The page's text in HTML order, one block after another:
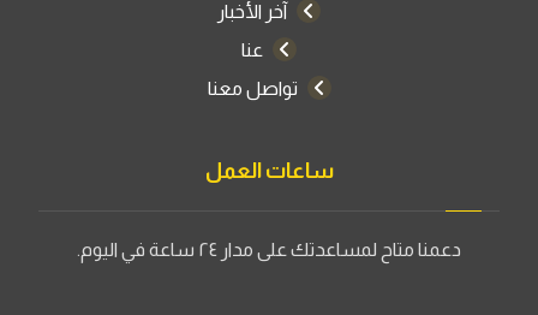
آخر الأخبار
عنا
تواصل معنا
ساعات العمل
دعمنا متاح لمساعدتك على مدار ٢٤ ساعة في اليوم.